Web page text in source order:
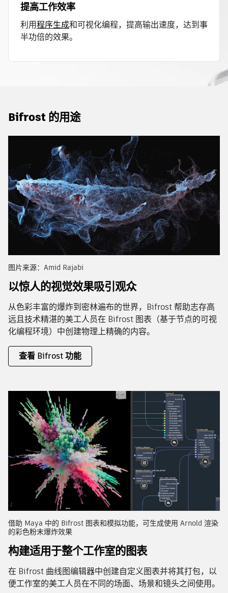
提高工作效率
利用程序生成和可视化编程，提高输出速度，达到事
半功倍的效果。
Bifrost 的用途
图片来源：Amid Rajabi
以惊人的视觉效果吸引观众
从色彩丰富的爆炸到密林遍布的世界，Bifrost 帮助志存高
远且技术精湛的美工人员在 Bifrost 图表（基于节点的可视
化编程环境）中创建物理上精确的内容。
查看 Bifrost 功能
借助 Maya 中的 Bifrost 图表和模拟功能，可生成使用 Arnold 渲染
的彩色粉末爆炸效果
构建适用于整个工作室的图表
在 Bifrost 曲线图编辑器中创建自定义图表并将其打包，以
便工作室的美工人员在不同的场面、场景和镜头之间使用。